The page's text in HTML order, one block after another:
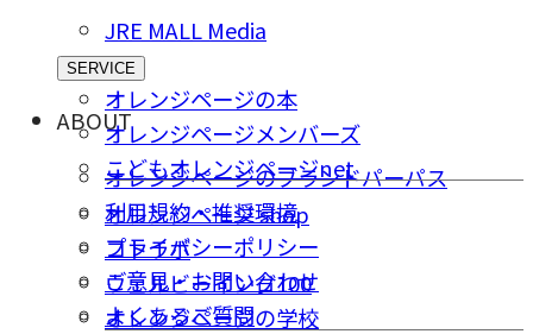
JRE MALL Media
SERVICE
オレンジページの本
オレンジページメンバーズ
こどもオレンジページnet
オレンジページ shop
コトラボ
ウェルビーイング100
オレンジページの学校
ABOUT
オレンジページのブランドパーパス
利用規約・推奨環境
プライバシーポリシー
ご意⾒・お問い合わせ
よくあるご質問